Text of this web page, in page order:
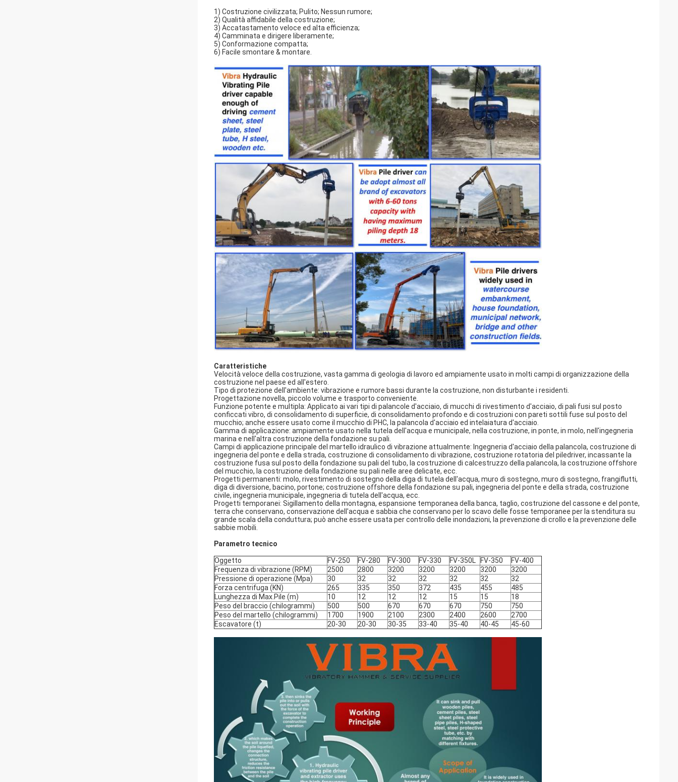
1) Costruzione civilizzata; Pulito; Nessun rumore;
2) Qualità affidabile della costruzione;
3) Accatastamento veloce ed alta efficienza;
4) Camminata e dirigere liberamente;
5) Conformazione compatta;
6) Facile smontare & montare.
Caratteristiche
Velocità veloce della costruzione, vasta gamma di geologia di lavoro ed ampiamente usato in molti campi di organizzazione della
costruzione nel paese ed all'estero.
Tipo di protezione dell'ambiente: vibrazione e rumore bassi durante la costruzione, non disturbante i residenti.
Progettazione novella, piccolo volume e trasporto conveniente.
Funzione potente e multipla: Applicato ai vari tipi di palancole d'acciaio, di mucchi di rivestimento d'acciaio, di pali fusi sul posto
conficcati vibro, di consolidamento di superficie, di consolidamento profondo e di costruzioni con pareti sottili fuse sul posto del
mucchio; anche essere usato come il mucchio di PHC, la palancola d'acciaio ed intelaiatura d'acciaio.
Gamma di applicazione: ampiamente usato nella tutela dell'acqua e municipale, nella costruzione, in ponte, in molo, nell'ingegneria
marina e nell'altra costruzione della fondazione su pali.
Campi di applicazione principale del martello idraulico di vibrazione attualmente: Ingegneria d'acciaio della palancola, costruzione di
ingegneria del ponte e della strada, costruzione di consolidamento di vibrazione, costruzione rotatoria del piledriver, incassante la
costruzione fusa sul posto della fondazione su pali del tubo, la costruzione di calcestruzzo della palancola, la costruzione offshore
del mucchio, la costruzione della fondazione su pali nelle aree delicate, ecc.
Progetti permanenti: molo, rivestimento di sostegno della diga di tutela dell'acqua, muro di sostegno, muro di sostegno, frangiflutti,
diga di diversione, bacino, portone; costruzione offshore della fondazione su pali, ingegneria del ponte e della strada, costruzione
civile, ingegneria municipale, ingegneria di tutela dell'acqua, ecc.
Progetti temporanei: Sigillamento della montagna, espansione temporanea della banca, taglio, costruzione del cassone e del ponte,
terra che conservano, conservazione dell'acqua e sabbia che conservano per lo scavo delle fosse temporanee per la stenditura su
grande scala della conduttura; può anche essere usata per controllo delle inondazioni, la prevenzione di crollo e la prevenzione delle
sabbie mobili.
Parametro tecnico
Oggetto FV-250 FV-280 FV-300 FV-330 FV-350L FV-350
FV-400
Frequenza di vibrazione (RPM)
2500 2800 3200 3200 3200 3200
3200
Pressione di operazione (Mpa)
30 32 32 32 32 32
32
Forza centrifuga (KN)
265 335 350 372 435 455
485
Lunghezza di Max.Pile (m)
10 12 12 12 15 15
18
Peso del braccio (chilogrammi)
500 500 670 670 670 750
750
Peso del martello (chilogrammi)
1700 1900 2100 2300 2400 2600
2700
Escavatore (t)
20-30 20-30 30-35 33-40 35-40 40-45 45-60